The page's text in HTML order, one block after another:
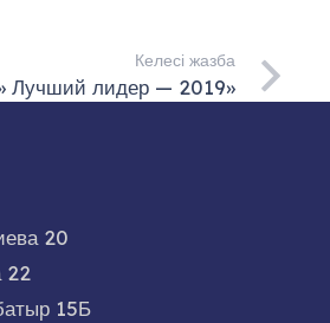
Келесі жазба
Лучший лидер — 2019»
20
22
15Б